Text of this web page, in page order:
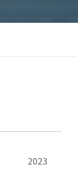
2023